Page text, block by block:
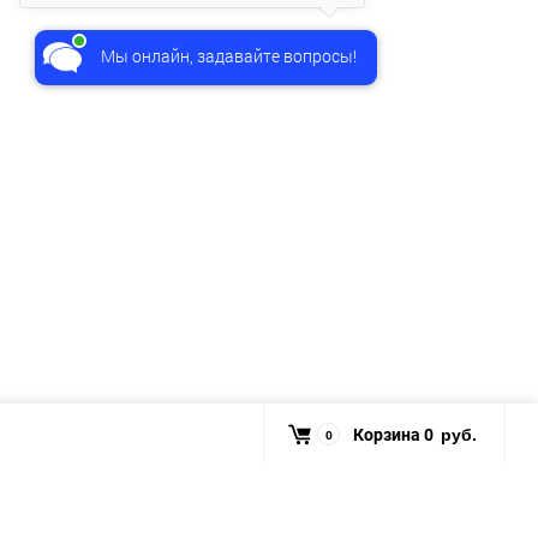
0 Корзина 0 руб.
Мы онлайн, задавайте вопросы!